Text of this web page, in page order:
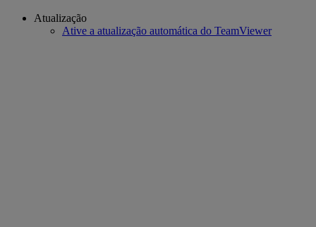
Atualização
Ative a atualização automática do TeamViewer